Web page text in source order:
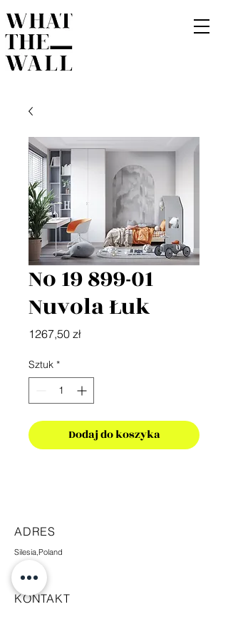
No 19 899-01
Nuvola Łuk
1267,50 złCena
Sztuk *
Dodaj do koszyka
ADRES
Silesia,Poland
KONTAKT